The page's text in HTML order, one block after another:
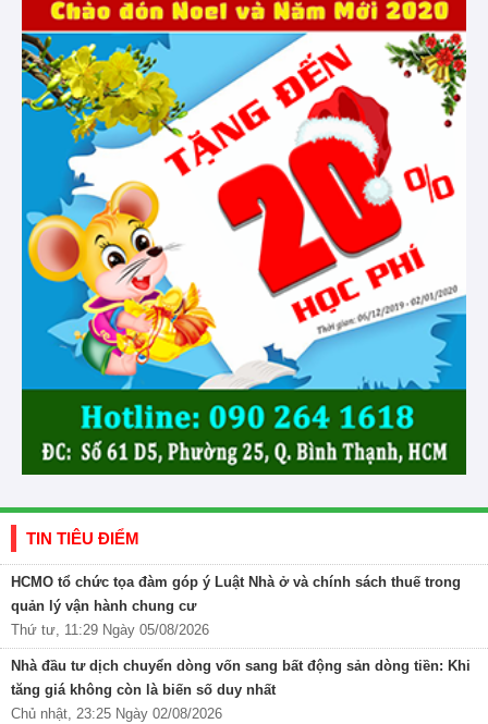
TIN TIÊU ĐIỂM
HCMO tổ chức tọa đàm góp ý Luật Nhà ở và chính sách thuế trong
quản lý vận hành chung cư
Thứ tư, 11:29 Ngày 05/08/2026
Nhà đầu tư dịch chuyển dòng vốn sang bất động sản dòng tiền: Khi
tăng giá không còn là biến số duy nhất
Chủ nhật, 23:25 Ngày 02/08/2026